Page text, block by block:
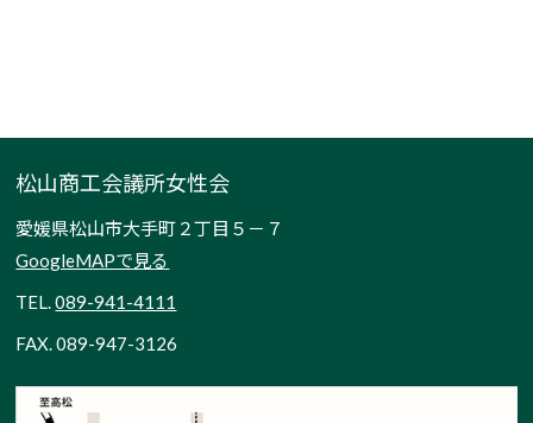
松山商工会議所女性会
愛媛県松山市大手町２丁目５－７
GoogleMAPで見る
TEL.089-941-4111
FAX. 089-947-3126